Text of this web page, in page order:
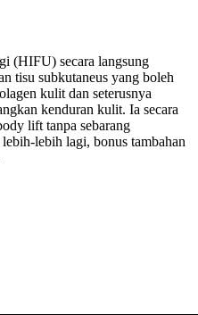
(HIFU) secara langsung
tisu subkutaneus yang boleh
kulit dan seterusnya
kenduran kulit. Ia secara
lift tanpa sebarang
lebih lagi, bonus tambahan